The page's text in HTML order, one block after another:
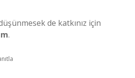
de katkınız için
.